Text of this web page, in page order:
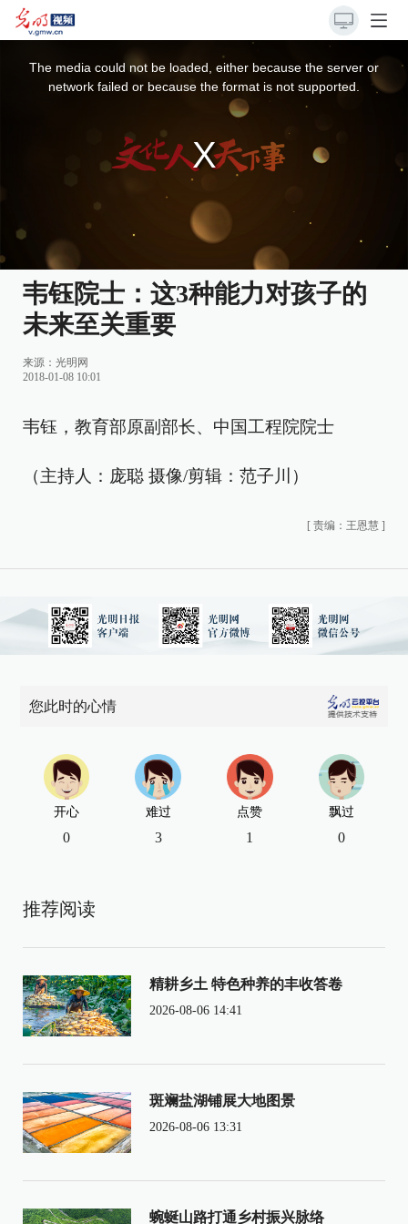
The media could not be loaded, either because the server or
network failed or because the format is not supported.
韦钰院士：这3种能力对孩子的
未来至关重要
来源： 光明网
2018-01-08 10:01
韦钰，教育部原副部长、中国工程院院士
（主持人：庞聪 摄像/剪辑：范子川）
[ 责编：王恩慧 ]
您此时的心情
开心
0
难过
3
点赞
1
飘过
0
推荐阅读
精耕乡土 特色种养的丰收答卷
2026-08-06 14:41
斑斓盐湖铺展大地图景
2026-08-06 13:31
蜿蜒山路打通乡村振兴脉络